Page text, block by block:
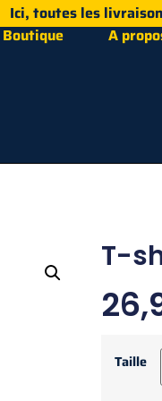
Ici, toutes les
Boutique A
T-
Taille